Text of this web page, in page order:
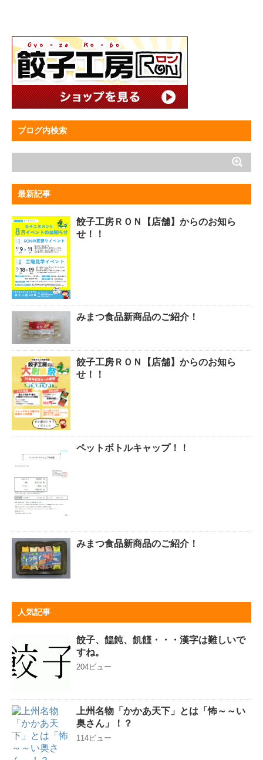
ブログ内検索
最新記事
餃子工房ＲＯＮ【店舗】からのお知ら
せ！！
みまつ食品新商品のご紹介！
餃子工房ＲＯＮ【店舗】からのお知ら
せ！！
ペットボトルキャップ！！
みまつ食品新商品のご紹介！
人気記事
餃子、饂飩、飢饉・・・漢字は難しいで
すね。
204ビュー
上州名物「かかあ天下」とは「怖～～い
奥さん」！？
114ビュー